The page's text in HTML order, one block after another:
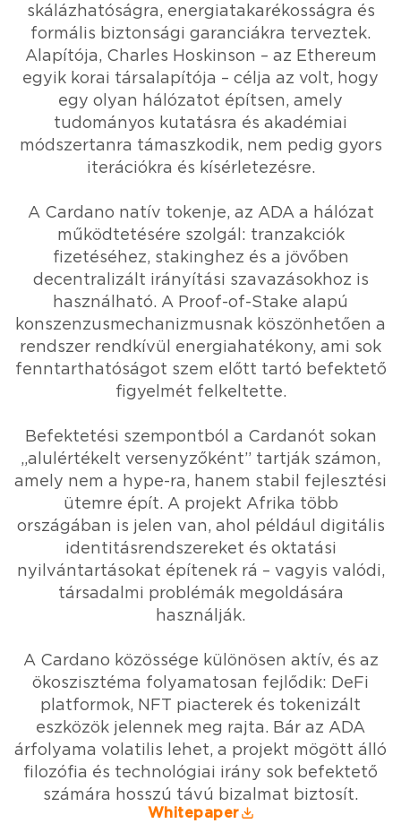
skálázhatóságra, energiatakarékosságra és
formális biztonsági garanciákra terveztek.
Alapítója, Charles Hoskinson – az Ethereum
egyik korai társalapítója – célja az volt, hogy
egy olyan hálózatot építsen, amely
tudományos kutatásra és akadémiai
módszertanra támaszkodik, nem pedig gyors
iterációkra és kísérletezésre.
A Cardano natív tokenje, az ADA a hálózat
működtetésére szolgál: tranzakciók
fizetéséhez, stakinghez és a jövőben
decentralizált irányítási szavazásokhoz is
használható. A Proof-of-Stake alapú
konszenzusmechanizmusnak köszönhetően a
rendszer rendkívül energiahatékony, ami sok
fenntarthatóságot szem előtt tartó befektető
figyelmét felkeltette.
Befektetési szempontból a Cardanót sokan
„alulértékelt versenyzőként” tartják számon,
amely nem a hype-ra, hanem stabil fejlesztési
ütemre épít. A projekt Afrika több
országában is jelen van, ahol például digitális
identitásrendszereket és oktatási
nyilvántartásokat építenek rá – vagyis valódi,
társadalmi problémák megoldására
használják.
A Cardano közössége különösen aktív, és az
ökoszisztéma folyamatosan fejlődik: DeFi
platformok, NFT piacterek és tokenizált
eszközök jelennek meg rajta. Bár az ADA
árfolyama volatilis lehet, a projekt mögött álló
filozófia és technológiai irány sok befektető
számára hosszú távú bizalmat biztosít.
Whitepaper